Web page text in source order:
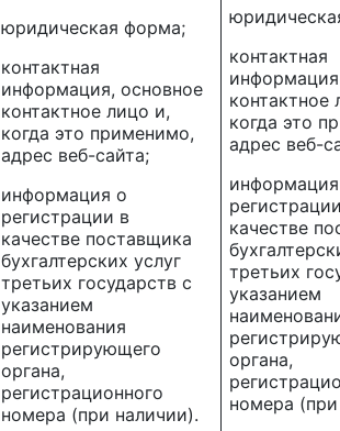
юридическая форма;
контактная
информация, основное
контактное лицо и,
когда это применимо,
адрес веб-сайта;
информация о
регистрации в
качестве поставщика
бухгалтерских услуг
третьих государств с
указанием
наименования
регистрирующего
органа,
регистрационного
номера (при наличии).
контактная
контактное
когда это
адрес веб-
качестве
третьих
указанием
органа,
номера